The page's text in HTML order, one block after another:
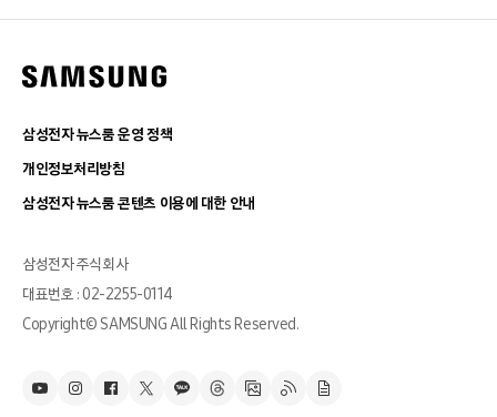
삼성전자 뉴스룸 운영 정책
개인정보처리방침
삼성전자 뉴스룸 콘텐츠 이용에 대한 안내
삼성전자 주식회사
대표번호 : 02-2255-0114
Copyright© SAMSUNG All Rights Reserved.